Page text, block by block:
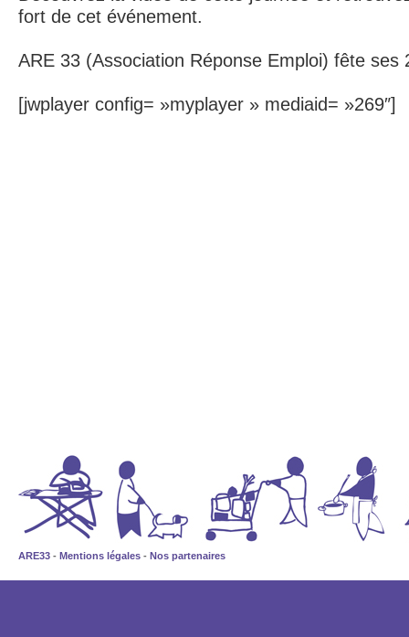
fort de cet événement.
ARE 33 (Association Réponse Emploi) fête ses
[jwplayer config= »myplayer » mediaid= »269″]
ARE33 - Mentions légales - Nos partenaires